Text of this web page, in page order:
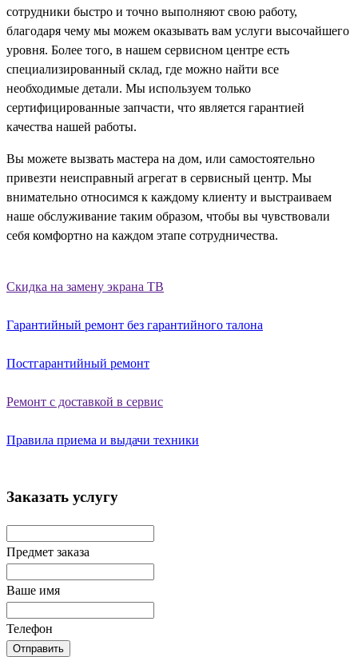
сотрудники быстро и точно выполняют свою работу,
благодаря чему мы можем оказывать вам услуги высочайшего
уровня. Более того, в нашем сервисном центре есть
специализированный склад, где можно найти все
необходимые детали. Мы используем только
сертифицированные запчасти, что является гарантией
качества нашей работы.
Вы можете вызвать мастера на дом, или самостоятельно
привезти неисправный агрегат в сервисный центр. Мы
внимательно относимся к каждому клиенту и выстраиваем
наше обслуживание таким образом, чтобы вы чувствовали
себя комфортно на каждом этапе сотрудничества.
Скидка на замену экрана ТВ
Гарантийный ремонт без гарантийного талона
Постгарантийный ремонт
Ремонт с доставкой в сервис
Правила приема и выдачи техники
Заказать услугу
Предмет заказа
Ваше имя
Телефон
Отправить